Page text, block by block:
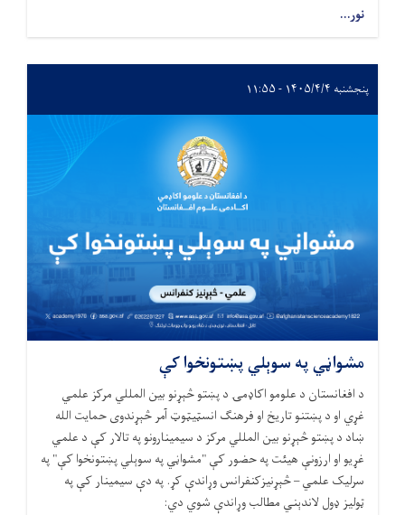
نور...
پنجشنبه ۱۴۰۵/۴/۴ - ۱۱:۵۵
مشواڼي په سوېلي پښتونخوا کې
د افغانستان د علومو اکاډمۍ د پښتو څېړنو بین المللي مرکز علمي
غړي او د پښتنو تاریخ او فرهنګ انسټیټوټ آمر څېړندوی حمایت الله
ښاد د پښتو څېړنو بین المللي مرکز د سیمینارونو په تالار کې د علمي
غړيو او ارزونې هیئت په حضور کې "مشواڼي په سوېلي پښتونخوا کې" په
سرلیک علمي – څېړنیزکنفرانس وړاندې کړ. په دې سیمینار کې په
ټولیز ډول لاندېني مطالب وړاندې شوي دي: